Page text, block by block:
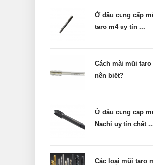
Ở đâu cung cấp
taro m4 uy tín ...
Cách mài mũi taro
nên biết?
Ở đâu cung cấp
Nachi uy tín chất ...
Các loại mũi taro